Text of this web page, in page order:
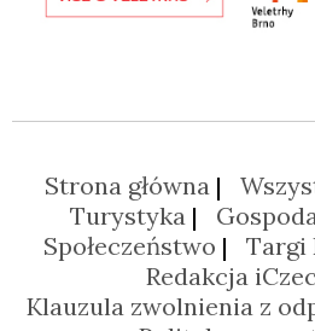
Strona główna
Turystyka
Społeczeństwo
Targi
Redakcja
Klauzula zwolnienia z